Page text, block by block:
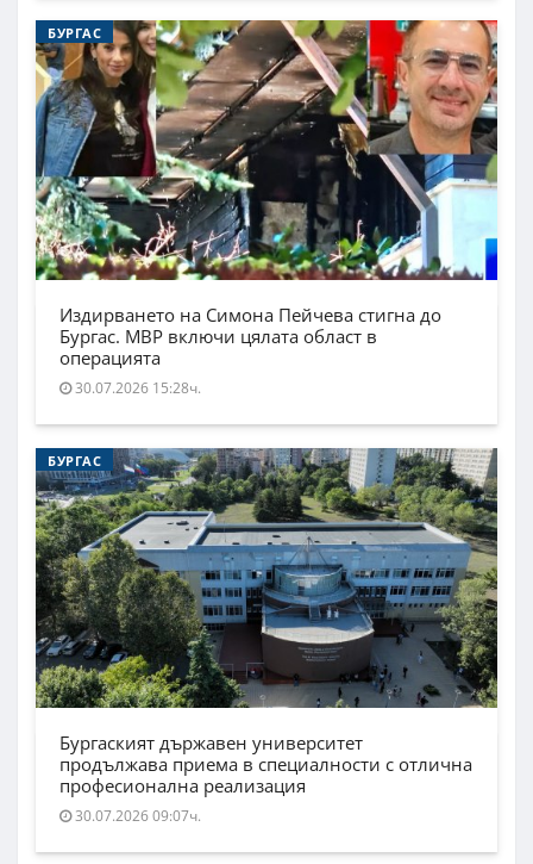
БУРГАС
Издирването на Симона Пейчева стигна до
Бургас. МВР включи цялата област в
операцията
30.07.2026 15:28ч.
БУРГАС
Бургаският държавен университет
продължава приема в специалности с отлична
професионална реализация
30.07.2026 09:07ч.